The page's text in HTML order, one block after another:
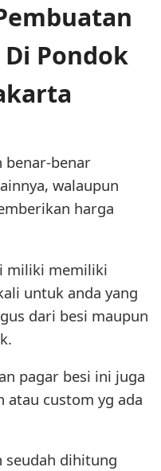
Pondok
benar-benar
walaupun
harga
miliki memiliki
untuk anda yang
dari besi maupun
pagar besi ini juga
atau custom yg ada
seudah dihitung